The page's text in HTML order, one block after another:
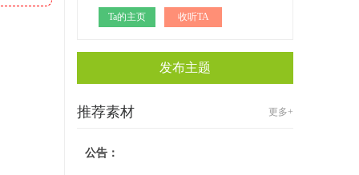
Ta的主页 收听TA
发布主题
推荐素材 更多+
公告：